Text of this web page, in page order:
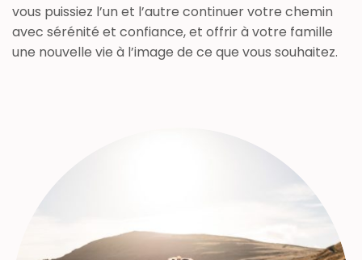
vous puissiez l’un et l’autre continuer votre chemin
avec sérénité et confiance, et offrir à votre famille
une nouvelle vie à l’image de ce que vous souhaitez.